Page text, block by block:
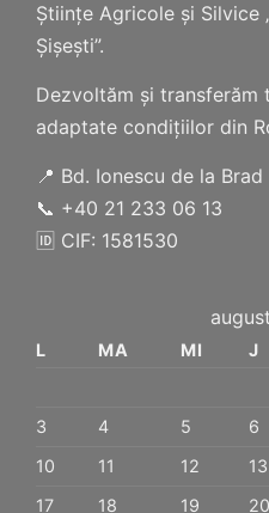
Științe Agricole și Silvice
Șișești”.
Dezvoltăm și transferăm
adaptate condițiilor din
📍 Bd. Ionescu de la
📞 +40 21 233 06 13
🆔 CIF: 1581530
L MA MI J
3
4 5 6
10
11 12 13
17
18 19 20